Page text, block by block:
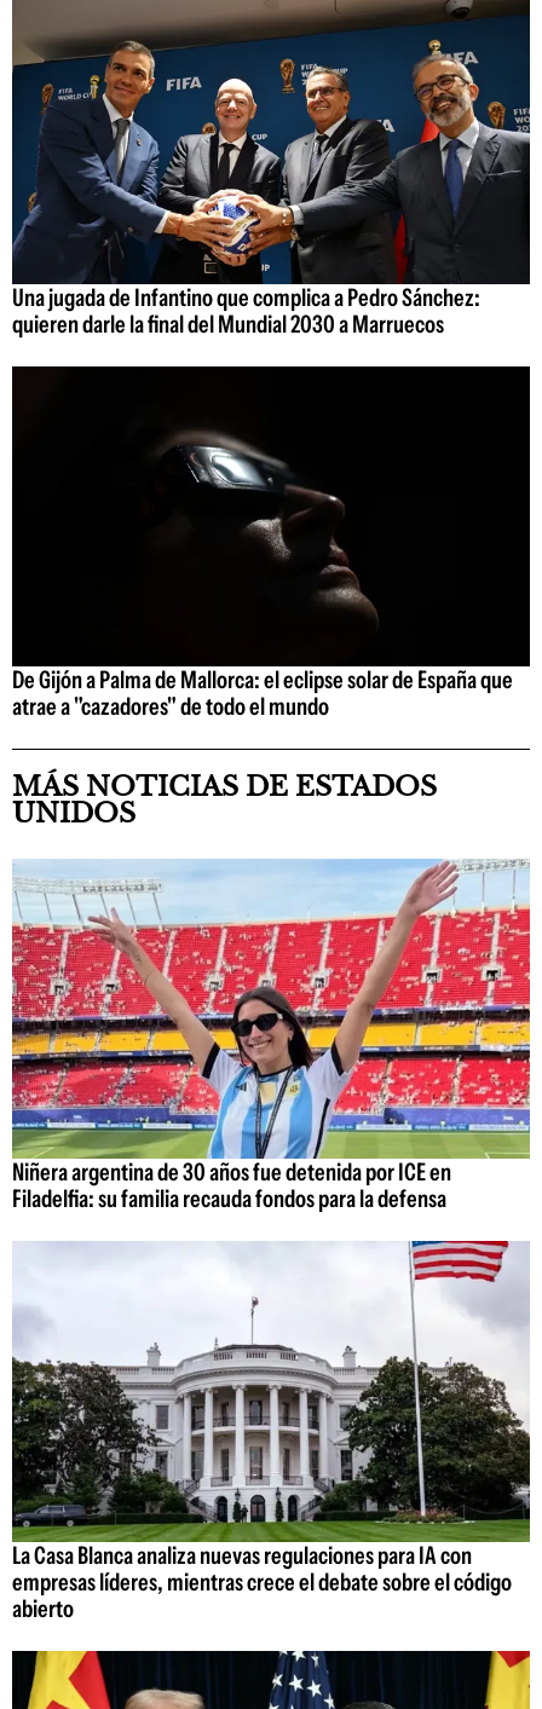
Una jugada de Infantino que complica a Pedro Sánchez:
quieren darle la final del Mundial 2030 a Marruecos
De Gijón a Palma de Mallorca: el eclipse solar de España que
atrae a "cazadores" de todo el mundo
MÁS NOTICIAS DE ESTADOS
UNIDOS
Niñera argentina de 30 años fue detenida por ICE en
Filadelfia: su familia recauda fondos para la defensa
La Casa Blanca analiza nuevas regulaciones para IA con
empresas líderes, mientras crece el debate sobre el código
abierto